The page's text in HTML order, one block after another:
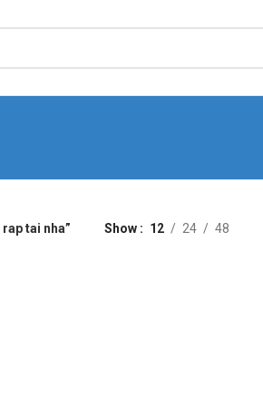
tai nha” Show 12 24 48